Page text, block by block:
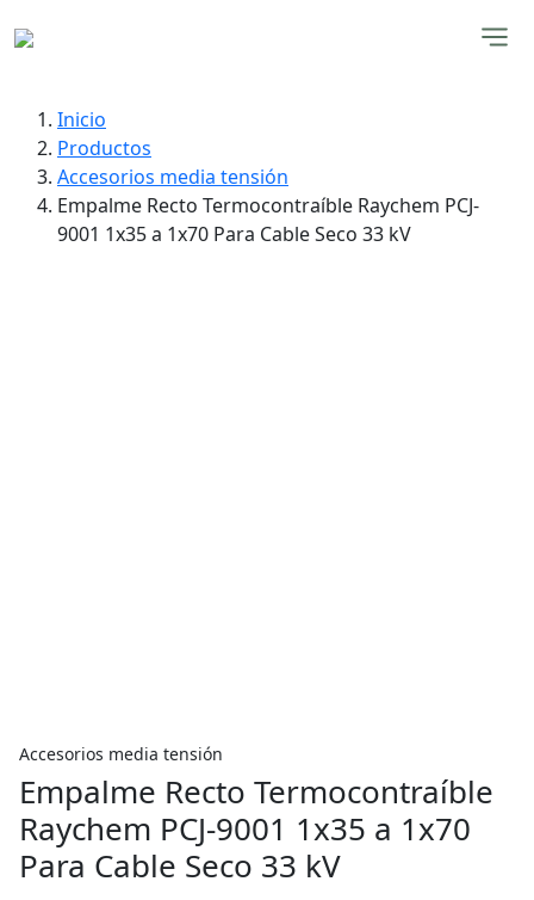
Inicio
Productos
Accesorios media tensión
Empalme Recto Termocontraíble Raychem PCJ-
9001 1x35 a 1x70 Para Cable Seco 33 kV
Accesorios media tensión
Empalme Recto Termocontraíble
Raychem PCJ-9001 1x35 a 1x70
Para Cable Seco 33 kV